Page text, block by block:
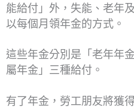
能給付」外，失能、老年
以每個月領年金的方式。
這些年金分別是「老年年
屬年金」三種給付。
有了年金，勞工朋友將獲